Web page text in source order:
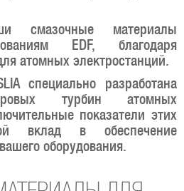
смазочные материалы
EDF, благодаря
атомных электростанций.
специально разработана
турбин атомных
показатели этих
вклад в обеспечение
оборудования.